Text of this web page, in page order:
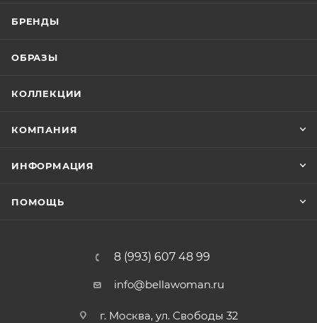
БРЕНДЫ
ОБРАЗЫ
КОЛЛЕКЦИИ
КОМПАНИЯ
ИНФОРМАЦИЯ
ПОМОЩЬ
8 (993) 607 48 99
info@bellawoman.ru
г. Москва, ул. Свободы 32